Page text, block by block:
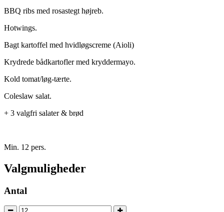
BBQ ribs med rosastegt højreb.
Hotwings.
Bagt kartoffel med hvidløgscreme (Aioli)
Krydrede bådkartofler med kryddermayo.
Kold tomat/løg-tærte.
Coleslaw salat.
+ 3 valgfri salater & brød
Min. 12 pers.
Valgmuligheder
Antal